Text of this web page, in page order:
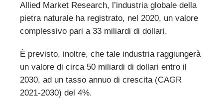
Allied Market Research, l’industria globale della
pietra naturale ha registrato, nel 2020, un valore
complessivo pari a 33 miliardi di dollari.
È previsto, inoltre, che tale industria raggiungerà
un valore di circa 50 miliardi di dollari entro il
2030, ad un tasso annuo di crescita (CAGR
2021-2030) del 4%.